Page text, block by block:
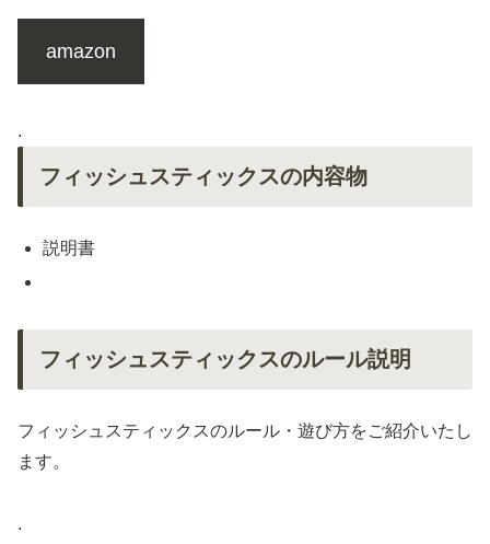
amazon
.
フィッシュスティックスの内容物
説明書
フィッシュスティックスのルール説明
フィッシュスティックスのルール・遊び方をご紹介いたし
ます。
.